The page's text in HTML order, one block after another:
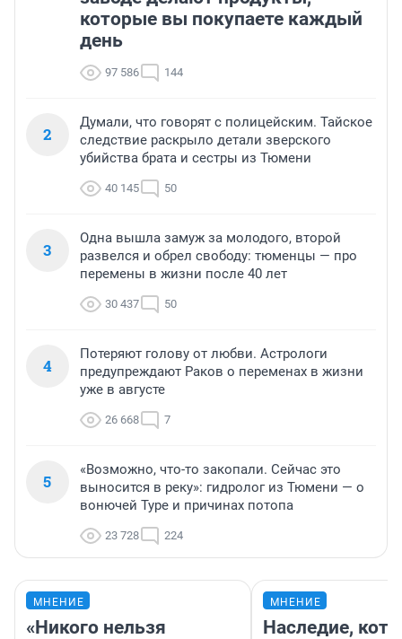
которые вы покупаете каждый
день
97 586 144
2
Думали, что говорят с полицейским. Тайское
следствие раскрыло детали зверского
убийства брата и сестры из Тюмени
40 145 50
3
Одна вышла замуж за молодого, второй
развелся и обрел свободу: тюменцы — про
перемены в жизни после 40 лет
30 437 50
4
Потеряют голову от любви. Астрологи
предупреждают Раков о переменах в жизни
уже в августе
26 668 7
5
«Возможно, что-то закопали. Сейчас это
выносится в реку»: гидролог из Тюмени — о
вонючей Туре и причинах потопа
23 728 224
МНЕНИЕ
«Никого нельзя
МНЕНИЕ
Наследие,